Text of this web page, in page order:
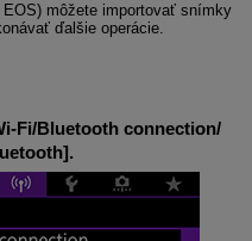
môžete importovať snímky
ďalšie operácie.
Fi/Bluetooth connection/
].